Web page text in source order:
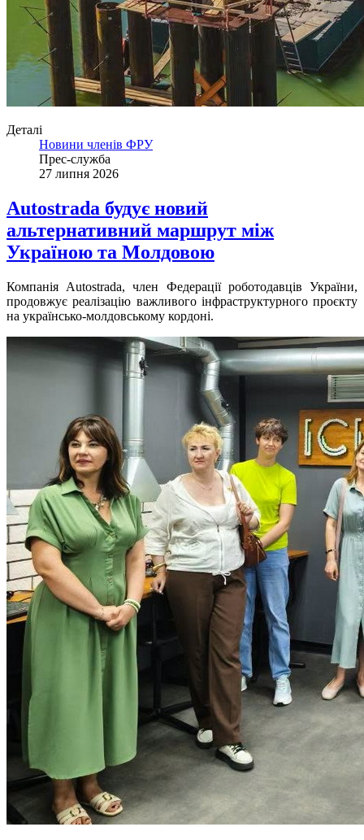
Деталі
Новини членів ФРУ
Прес-служба
27 липня 2026
Autostrada будує новий
альтернативний маршрут між
Україною та Молдовою
Компанія Autostrada, член Федерації роботодавців України,
продовжує реалізацію важливого інфраструктурного проєкту
на українсько-молдовському кордоні.